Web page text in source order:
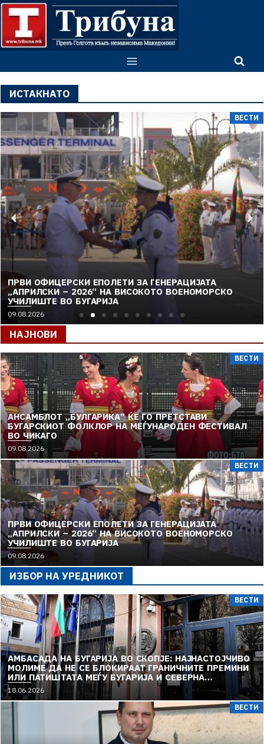
ИСТАКНАТО
ВЕСТИ
ПРВИ ОФИЦЕРСКИ ЕПОЛЕТИ ЗА ГЕНЕРАЦИЈАТА
„АПРИЛСКИ – 2026“ НА ВИСОКОТО ВОЕНОМОРСКО
УЧИЛИШТЕ ВО БУГАРИЈА
09.08.2026
НАЈНОВИ
ВЕСТИ
АНСАМБЛОТ „БУЛГАРИКА“ ЌЕ ГО ПРЕТСТАВИ
БУГАРСКИОТ ФОЛКЛОР НА МЕЃУНАРОДЕН ФЕСТИВАЛ
ВО ЧИКАГО
09.08.2026
ВЕСТИ
ПРВИ ОФИЦЕРСКИ ЕПОЛЕТИ ЗА ГЕНЕРАЦИЈАТА
„АПРИЛСКИ – 2026“ НА ВИСОКОТО ВОЕНОМОРСКО
УЧИЛИШТЕ ВО БУГАРИЈА
09.08.2026
ИЗБОР НА УРЕДНИКОТ
ВЕСТИ
АМБАСАДА НА БУГАРИЈА ВО СКОПЈЕ: НАЈНАСТОЈЧИВО
МОЛИМЕ ДА НЕ СЕ БЛОКИРААТ ГРАНИЧНИТЕ ПРЕМИНИ
ИЛИ ПАТИШТАТА МЕЃУ БУГАРИЈА И СЕВЕРНА
МАКЕДОНИЈА
18.06.2026
ВЕСТИ